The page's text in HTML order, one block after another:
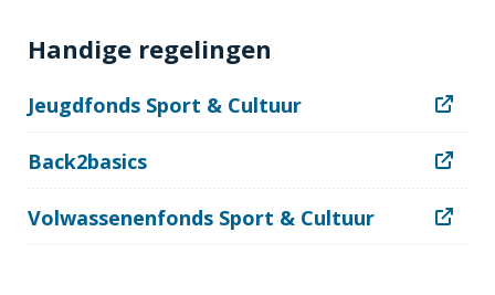
Handige regelingen
Jeugdfonds Sport & Cultuur
Back2basics
Volwassenenfonds Sport & Cultuur